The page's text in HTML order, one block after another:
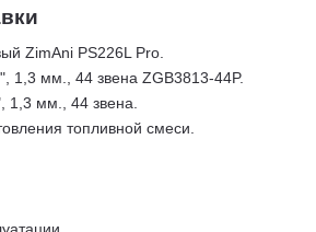
в обслуживании, что делает
высотореза еще более удобным и
PS226L Proимеет длину 30 см
для обрезки как тонких,
вес высотореза составляет 7,6 кг,
легким и удобным для работы. Вы
его в руках и маневрировать им даже на
позволит вам сохранить энергию и
и качестве работы. Независимо от
профессиональным арбористом или
ZimAni PS226L Pro.
1,3 мм., 44 звена ZGB3813-44P.
1,3 мм., 44 звена.
топливной смеси.